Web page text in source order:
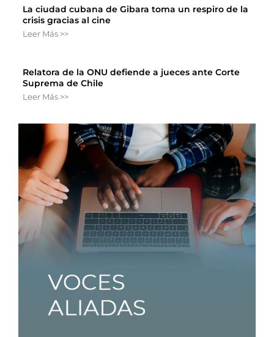
La ciudad cubana de Gibara toma un respiro de la
crisis gracias al cine
Leer Más >>
Relatora de la ONU defiende a jueces ante Corte
Suprema de Chile
Leer Más >>